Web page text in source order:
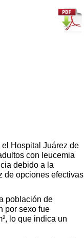
Hospital Juárez de
con leucemia
debido a la
de opciones efectivas
población de
por sexo fue
lo que indica un